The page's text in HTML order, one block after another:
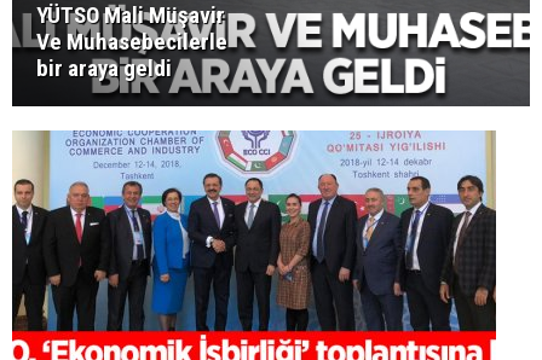
YÜTSO Mali Müşavir
Ve Muhasebecilerle
bir araya geldi